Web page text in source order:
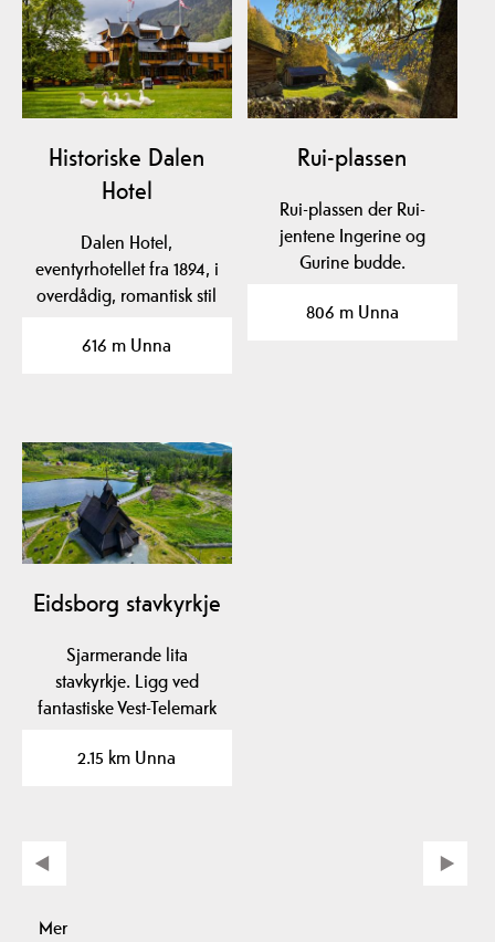
Historiske Dalen
Hotel
Dalen Hotel,
eventyrhotellet fra 1894, i
overdådig, romantisk stil
616 m Unna
Rui-plassen
Rui-plassen der Rui-
jentene Ingerine og
Gurine budde.
806 m Unna
Eidsborg stavkyrkje
Sjarmerande lita
stavkyrkje. Ligg ved
fantastiske Vest-Telemark
Omvising…
2.15 km Unna
Mer